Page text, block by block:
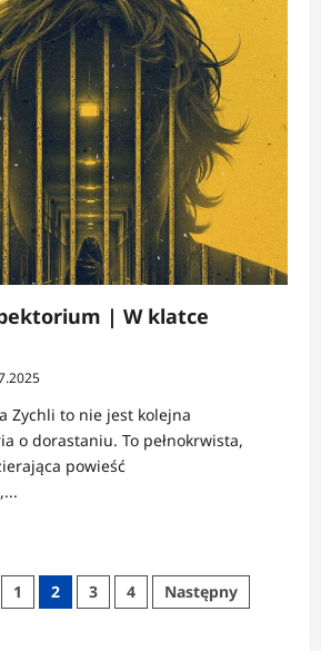
| W klatce
Zychli to nie jest kolejna
o dorastaniu. To pełnokrwista,
powieść
1 2 3 4 Następny